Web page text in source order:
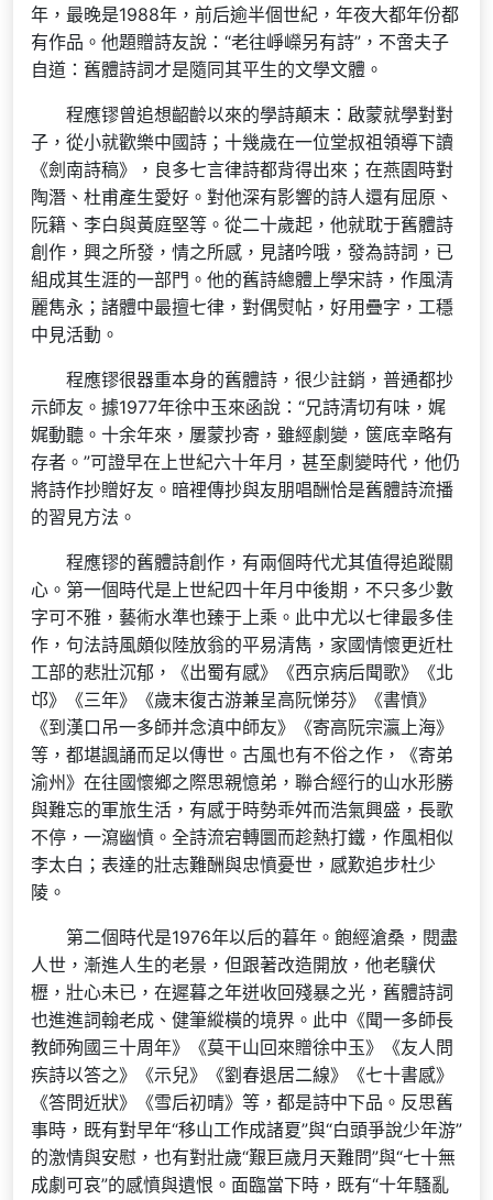
年，最晚是1988年，前后逾半個世紀，年夜大都年份都
有作品。他題贈詩友說：“老往崢嶸另有詩”，不啻夫子
自道：舊體詩詞才是隨同其平生的文學文體。
程應镠曾追想齠齡以來的學詩顛末：啟蒙就學對對
子，從小就歡樂中國詩；十幾歲在一位堂叔祖領導下讀
《劍南詩稿》，良多七言律詩都背得出來；在燕園時對
陶潛、杜甫產生愛好。對他深有影響的詩人還有屈原、
阮籍、李白與黃庭堅等。從二十歲起，他就耽于舊體詩
創作，興之所發，情之所感，見諸吟哦，發為詩詞，已
組成其生涯的一部門。他的舊詩總體上學宋詩，作風清
麗雋永；諸體中最擅七律，對偶熨帖，好用疊字，工穩
中見活動。
程應镠很器重本身的舊體詩，很少註銷，普通都抄
示師友。據1977年徐中玉來函說：“兄詩清切有味，娓
娓動聽。十余年來，屢蒙抄寄，雖經劇變，篋底幸略有
存者。”可證早在上世紀六十年月，甚至劇變時代，他仍
將詩作抄贈好友。暗裡傳抄與友朋唱酬恰是舊體詩流播
的習見方法。
程應镠的舊體詩創作，有兩個時代尤其值得追蹤關
心。第一個時代是上世紀四十年月中後期，不只多少數
字可不雅，藝術水準也臻于上乘。此中尤以七律最多佳
作，句法詩風頗似陸放翁的平易清雋，家國情懷更近杜
工部的悲壯沉郁，《出蜀有感》《西京病后聞歌》《北
邙》《三年》《歲末復古游兼呈高阮悌芬》《書憤》
《到漢口吊一多師并念滇中師友》《寄高阮宗瀛上海》
等，都堪諷誦而足以傳世。古風也有不俗之作，《寄弟
渝州》在往國懷鄉之際思親憶弟，聯合經行的山水形勝
與難忘的軍旅生活，有感于時勢乖舛而浩氣興盛，長歌
不停，一瀉幽憤。全詩流宕轉圜而趁熱打鐵，作風相似
李太白；表達的壯志難酬與忠憤憂世，感歎追步杜少
陵。
第二個時代是1976年以后的暮年。飽經滄桑，閱盡
人世，漸進人生的老景，但跟著改造開放，他老驥伏
櫪，壯心未已，在遲暮之年迸收回殘暴之光，舊體詩詞
也進進詞翰老成、健筆縱橫的境界。此中《聞一多師長
教師殉國三十周年》《莫干山回來贈徐中玉》《友人問
疾詩以答之》《示兒》《劉春退居二線》《七十書感》
《答問近狀》《雪后初晴》等，都是詩中下品。反思舊
事時，既有對早年“移山工作成諸夏”與“白頭爭說少年游”
的激情與安慰，也有對壯歲“艱巨歲月天難問”與“七十無
成劇可哀”的感憤與遺恨。面臨當下時，既有“十年騷亂